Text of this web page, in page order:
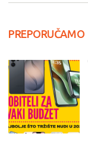
PREPORUČAMO